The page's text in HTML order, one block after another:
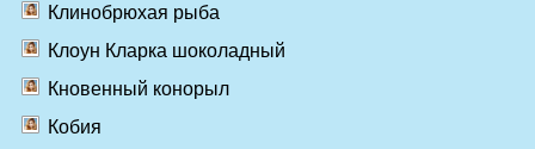
Клинобрюхая рыба
Клоун Кларка шоколадный
Кновенный конорыл
Кобия